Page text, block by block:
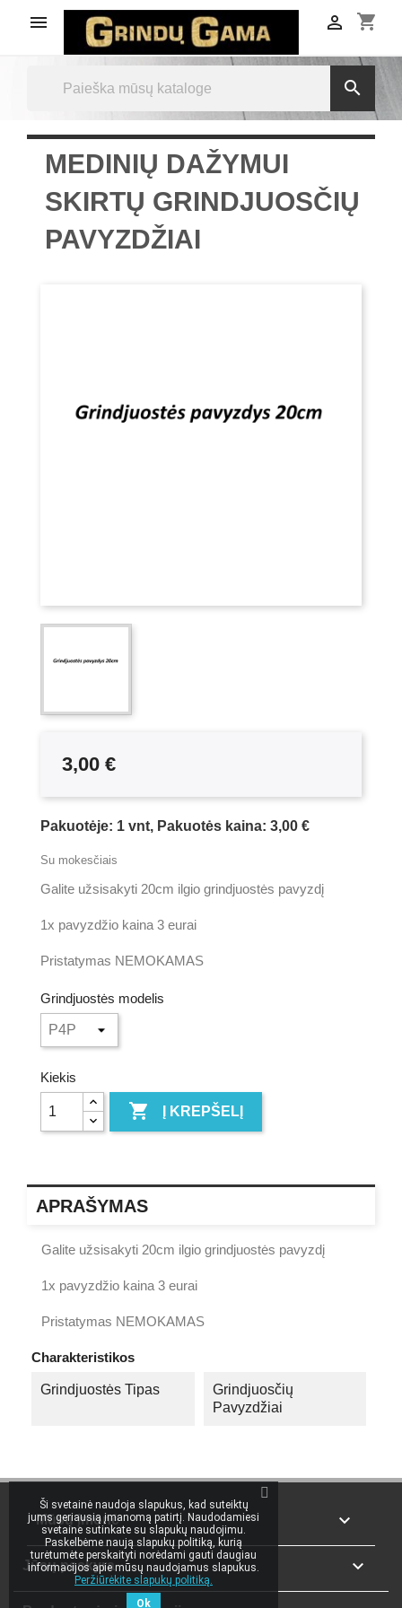
 shopping_cart


MEDINIŲ DAŽYMUI
SKIRTŲ GRINDJUOSČIŲ
PAVYZDŽIAI
3,00 €
Pakuotėje: 1 vnt, Pakuotės kaina: 3,00 €
Su mokesčiais
Galite užsisakyti 20cm ilgio grindjuostės pavyzdį
1x pavyzdžio kaina 3 eurai
Pristatymas NEMOKAMAS
Grindjuostės modelis
Kiekis
 Į KREPŠELĮ
APRAŠYMAS
Galite užsisakyti 20cm ilgio grindjuostės pavyzdį
1x pavyzdžio kaina 3 eurai
Pristatymas NEMOKAMAS
Charakteristikos
Grindjuostės Tipas
Grindjuosčių
Pavyzdžiai
Mūsų įmonė 
Jūsų paskyra 
Ši svetainė naudoja slapukus, kad suteiktų
jums geriausią įmanomą patirtį. Naudodamiesi
svetaine sutinkate su slapukų naudojimu.
Paskelbėme naują slapukų politiką, kurią
turėtumėte perskaityti norėdami gauti daugiau
informacijos apie mūsų naudojamus slapukus.
Peržiūrėkite slapukų politiką.
Ok